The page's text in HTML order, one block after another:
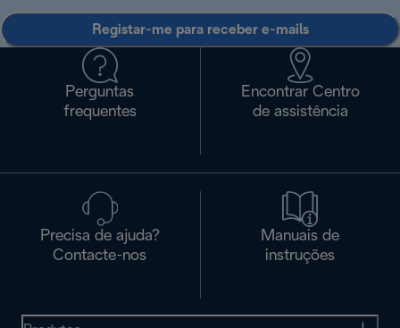
Registar-me para receber e-mails
Perguntas
frequentes
Encontrar Centro
de assistência
Precisa de ajuda?
Contacte-nos
Manuais de
instruções